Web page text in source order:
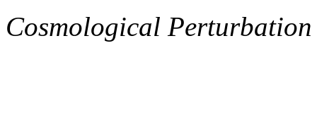
Cosmological